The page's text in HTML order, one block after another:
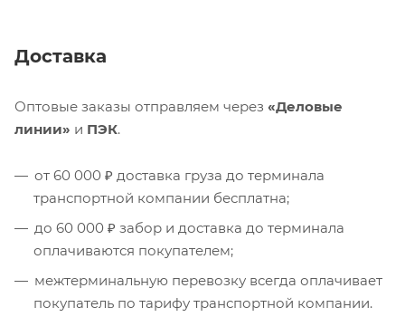
Доставка
Оптовые заказы отправляем через «Деловые
линии» и ПЭК.
от 60 000 ₽ доставка груза до терминала
транспортной компании бесплатна;
до 60 000 ₽ забор и доставка до терминала
оплачиваются покупателем;
межтерминальную перевозку всегда оплачивает
покупатель по тарифу транспортной компании.